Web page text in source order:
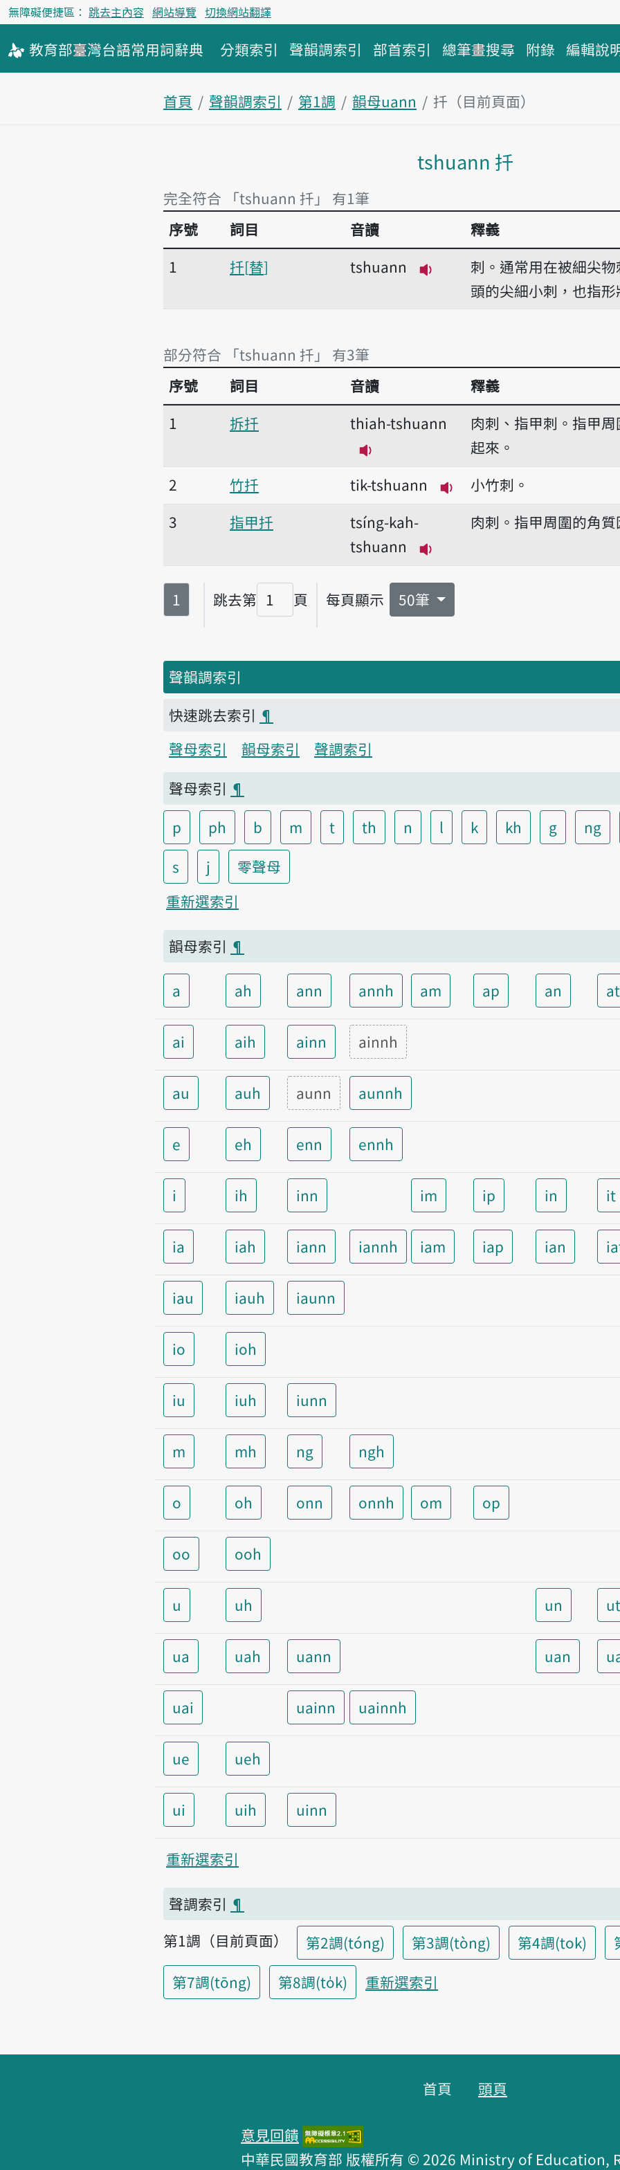
無障礙便捷區： 跳去主內容 網站導覽 切換網站翻譯
教育部臺灣台語常用詞辭典 分類索引 聲韻調索引 部首索引 總筆畫搜尋 附錄 編輯說
首頁 聲韻調索引 第1調 韻母uann
扦（目前頁面）
tshuann 扦
完全符合 「tshuann 扦」 有1筆
完全符合 「tshuann 扦」 有1筆
序號 詞目 音讀
釋義
1
扦 替
tshuann
播放音讀tshuann
刺。通常用在被細尖物
頭的尖細小刺，也指形
部分符合 「tshuann 扦」 有3筆
部分符合 「tshuann 扦」 有3筆
序號 詞目 音讀
釋義
1
拆扦 thiah-tshuann
播放音讀thiah-tshuann
肉刺、指甲刺。指甲
起來。
2
竹扦
tik-tshuann
播放音讀tik-tshuann
小竹刺。
3
指甲扦
tsíng-kah-
tshuann
播放音讀tsíng-kah-tshuann
肉刺。指甲周圍的角
第
1 跳去第
頁碼
頁 每頁顯示 50筆
聲韻調索引
快速跳去索引 ¶
聲母索引
韻母索引
聲調索引
聲母索引 ¶
p
ph b m t th n l k kh g ng
s
j
零聲母
重新選索引
韻母索引 ¶
a ah ann annh am ap an at
ai aih ainn ainnh
au auh aunn aunnh
e eh enn ennh
i ih inn im ip in it
ia iah iann iannh iam iap ian
iau iauh iaunn
io ioh
iu iuh iunn
m mh ng ngh
o oh onn onnh om op
oo ooh
u uh un ut
ua uah uann uan
uai uainn uainnh
ue ueh
ui uih uinn
重新選索引
聲調索引 ¶
第1調（目前頁面）
第2調(tóng) 第3調(tòng) 第4調(tok)
第7調(tōng)
第8調(to̍k) 重新選索引
首頁 頭頁
意見回饋
中華民國教育部 版權所有 © 2026 Ministry of Education,